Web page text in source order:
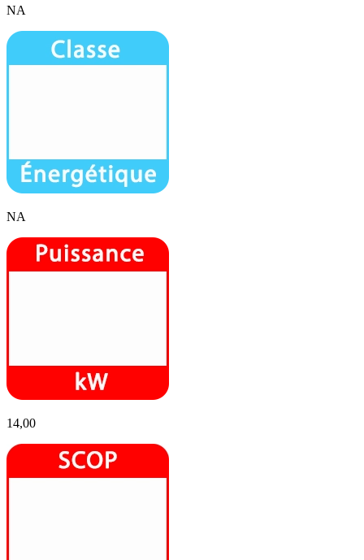
NA
NA
14,00